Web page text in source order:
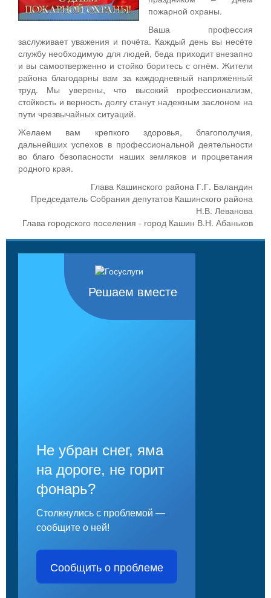
пожарной охраны.
Ваша профессия
заслуживает уважения и почёта. Каждый день вы несёте
службу необходимую для людей, беда приходит внезапно
и вы самоотверженно и стойко боритесь с огнём. Жители
района благодарны вам за каждодневный напряжённый
труд. Мы уверены, что высокий профессионализм,
стойкость и верность долгу станут надежным заслоном на
пути чрезвычайных ситуаций.
Желаем вам крепкого здоровья, благополучия,
дальнейших успехов в профессиональной деятельности
во благо безопасности наших земляков и процветания
родного края.
Глава Кашинского района Г.Г. Баландин
Председатель Собрания депутатов Кашинского района
Н.В. Леванова
Глава городского поселения - город Кашин В.Н. Абаньков
Решаем вместе
Не убран снег, яма
на дороге, не горит
фонарь?
Столкнулись с проблемой —
сообщите о ней!
Сообщить о проблеме